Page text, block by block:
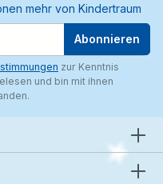
mehr von Kindertraum
Abonnieren
zur Kenntnis
und bin mit ihnen